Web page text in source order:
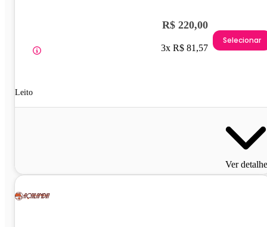
Leito
R$ 220,00
3x R$ 81,57
Selecionar
Ver